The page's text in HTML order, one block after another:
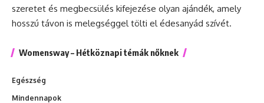
szeretet és megbecsülés kifejezése olyan ajándék, amely
hosszú távon is melegséggel tölti el édesanyád szívét.
Womensway – Hétköznapi témák nőknek
Egészség
Mindennapok